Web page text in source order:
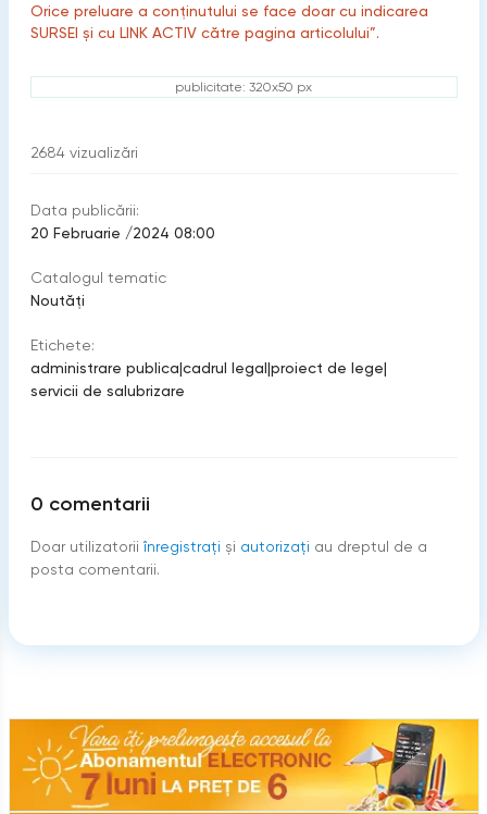
Orice preluare a conținutului se face doar cu indicarea
SURSEI și cu LINK ACTIV către pagina articolului”.
publicitate: 320x50 px
2684 vizualizări
Data publicării:
20 Februarie /2024 08:00
Catalogul tematic
Noutăți
Etichete:
administrare publica|cadrul legal|proiect de lege|
servicii de salubrizare
0 comentarii
Doar utilizatorii înregistraţi şi autorizați au dreptul de a
posta comentarii.